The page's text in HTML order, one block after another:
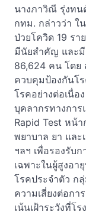
นางภาวิณี รุ่งทน
กทม. กล่าวว่า ใ
ป่วยโควิด 19 รา
มีนัยสำคัญ และมี
86,624 คน โดย
ควบคุมป้องกันโ
โรคอย่างต่อเนื่อ
บุคลากรทางกา
Rapid Test หน้
พยาบาล ยา แล
ฯลฯ เพื่อรองรับ
เฉพาะในผู้สูงอ
โรคประจำตัว ก
ความเสี่ยงต่อกา
เน้นเฝ้าระวังที่โ